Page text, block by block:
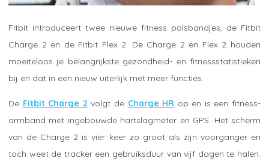
Fitbit introduceert twee nieuwe fitness polsbandjes, de Fitbit
Charge 2 en de Fitbit Flex 2. De Charge 2 en Flex 2 houden
moeiteloos je belangrijkste gezondheid- en fitnessstatistieken
bij en dat in een nieuw uiterlijk met meer functies.
De Fitbit Charge 2 volgt de Charge HR op en is een fitness-
armband met ingebouwde hartslagmeter en GPS. Het scherm
van de Charge 2 is vier keer zo groot als zijn voorganger en
toch weet de tracker een gebruiksduur van vijf dagen te halen.